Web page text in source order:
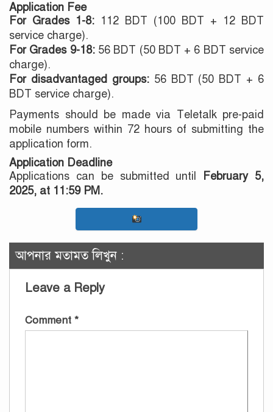
Application Fee
For Grades 1-8: 112 BDT (100 BDT + 12 BDT
service charge).
For Grades 9-18:56 BDT (50 BDT + 6 BDT service
charge).
For disadvantaged groups:56 BDT (50 BDT + 6
BDT service charge).
Payments should be made via Teletalk pre-paid
mobile numbers within 72 hours of submitting the
application form.
Application Deadline
Applications can be submitted until
February 5,
2025, at 11:59 PM.
আপনার মতামত লিখুন :
Leave a Reply
Comment *